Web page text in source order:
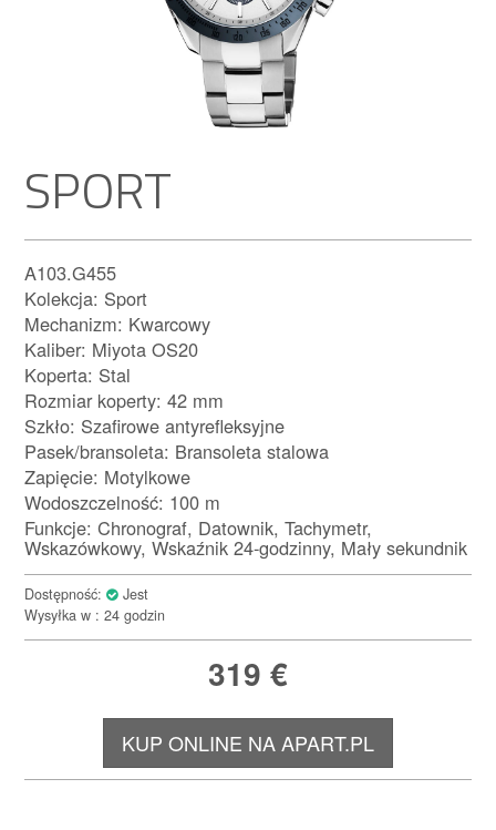
SPORT
A103.G455
Kolekcja: Sport
Mechanizm: Kwarcowy
Kaliber: Miyota OS20
Koperta: Stal
Rozmiar koperty: 42 mm
Szkło: Szafirowe antyrefleksyjne
Pasek/bransoleta: Bransoleta stalowa
Zapięcie: Motylkowe
Wodoszczelność: 100 m
Funkcje: Chronograf, Datownik, Tachymetr,
Wskazówkowy, Wskaźnik 24-godzinny, Mały sekundnik
Dostępność:
Jest
Wysyłka w : 24 godzin
319 €
KUP ONLINE NA APART.PL